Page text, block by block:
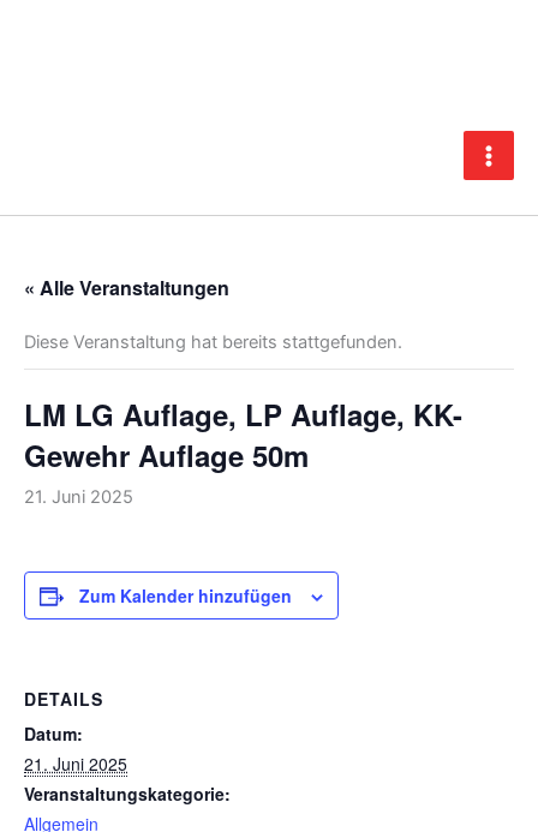
« Alle Veranstaltungen
Diese Veranstaltung hat bereits stattgefunden.
LM LG Auflage, LP Auflage, KK-
Gewehr Auflage 50m
21. Juni 2025
Zum Kalender hinzufügen
DETAILS
Datum:
21. Juni 2025
Veranstaltungskategorie:
Allgemein